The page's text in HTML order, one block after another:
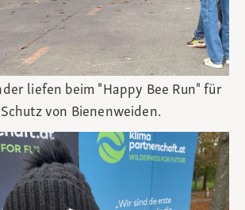
liefen beim "Happy Bee Run" für
von Bienenweiden.